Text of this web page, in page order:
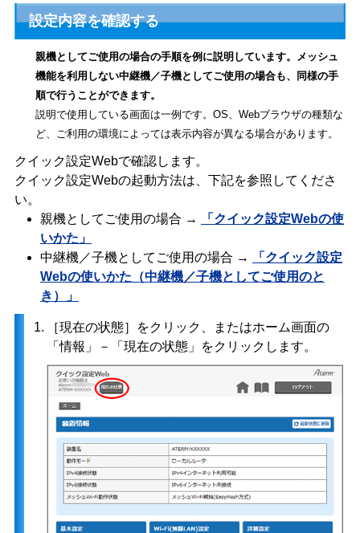
設定内容を確認する
親機としてご使用の場合の手順を例に説明しています。メッシュ
機能を利用しない中継機／子機としてご使用の場合も、同様の手
順で行うことができます。
説明で使用している画面は一例です。OS、Webブラウザの種類な
ど、ご利用の環境によっては表示内容が異なる場合があります。
クイック設定Webで確認します。
クイック設定Webの起動方法は、下記を参照してくださ
い。
親機としてご使用の場合 →
「クイック設定Webの使
いかた」
中継機／子機としてご使用の場合 →
「クイック設定
Webの使いかた（中継機／子機としてご使用のと
き）」
1.
［現在の状態］をクリック、またはホーム画面の
「情報」－「現在の状態」をクリックします。